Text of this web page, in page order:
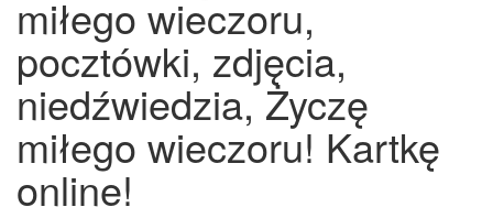
miłego wieczoru,
pocztówki, zdjęcia,
niedźwiedzia, Życzę
miłego wieczoru! Kartkę
online!